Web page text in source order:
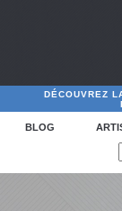
DÉCOUVREZ
BLOG